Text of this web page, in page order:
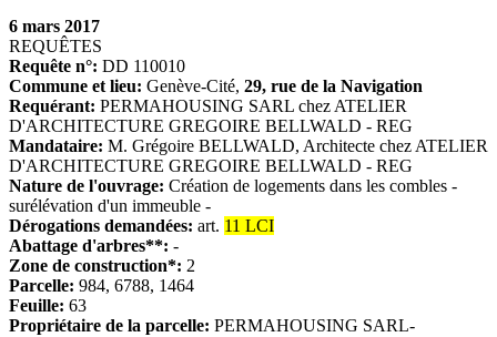
6 mars 2017
REQUÊTES
Requête n°: DD 110010
Commune et lieu: Genève-Cité, 29, rue de la Navigation
Requérant: PERMAHOUSING SARL chez ATELIER
D'ARCHITECTURE GREGOIRE BELLWALD - REG
Mandataire: M. Grégoire BELLWALD, Architecte chez ATELIER
D'ARCHITECTURE GREGOIRE BELLWALD - REG
Nature de l'ouvrage: Création de logements dans les combles -
surélévation d'un immeuble -
Dérogations demandées: art. 11 LCI
Abattage d'arbres**: -
Zone de construction*: 2
Parcelle: 984, 6788, 1464
Feuille: 63
Propriétaire de la parcelle: PERMAHOUSING SARL-